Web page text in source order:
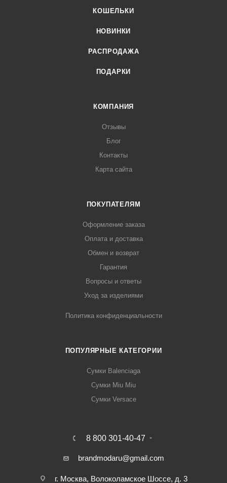
КОШЕЛЬКИ
НОВИНКИ
РАСПРОДАЖА
ПОДАРКИ
КОМПАНИЯ
Отзывы
Блог
Контакты
Карта сайта
ПОКУПАТЕЛЯМ
Оформление заказа
Оплата и доставка
Обмен и возврат
Гарантия
Вопросы и ответы
Уход за изделиями
Политика конфиденциальности
ПОПУЛЯРНЫЕ КАТЕГОРИИ
Сумки Balenciaga
Сумки Miu Miu
Сумки Versace
8 800 301-40-47
brandmodaru@gmail.com
г. Москва, Волоколамское Шоссе, д. 3